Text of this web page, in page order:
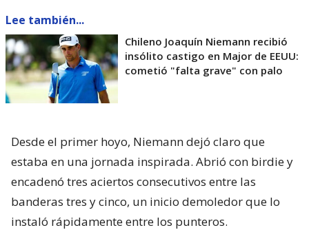
Lee también...
Chileno Joaquín Niemann recibió
insólito castigo en Major de EEUU:
cometió "falta grave" con palo
Desde el primer hoyo, Niemann dejó claro que
estaba en una jornada inspirada. Abrió con birdie y
encadenó tres aciertos consecutivos entre las
banderas tres y cinco, un inicio demoledor que lo
instaló rápidamente entre los punteros.